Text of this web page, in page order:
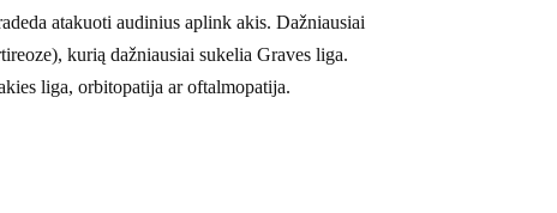
atakuoti audinius aplink akis. Dažniausiai
kurią dažniausiai sukelia Graves liga.
liga, orbitopatija ar oftalmopatija.